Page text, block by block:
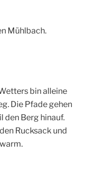
Mühlbach.
bin alleine
Die Pfade gehen
den Berg hinauf.
Rucksack und